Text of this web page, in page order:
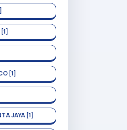
[1]
JAYA [1]